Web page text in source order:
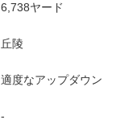
6,738ヤード
丘陵
適度なアップダウン
-